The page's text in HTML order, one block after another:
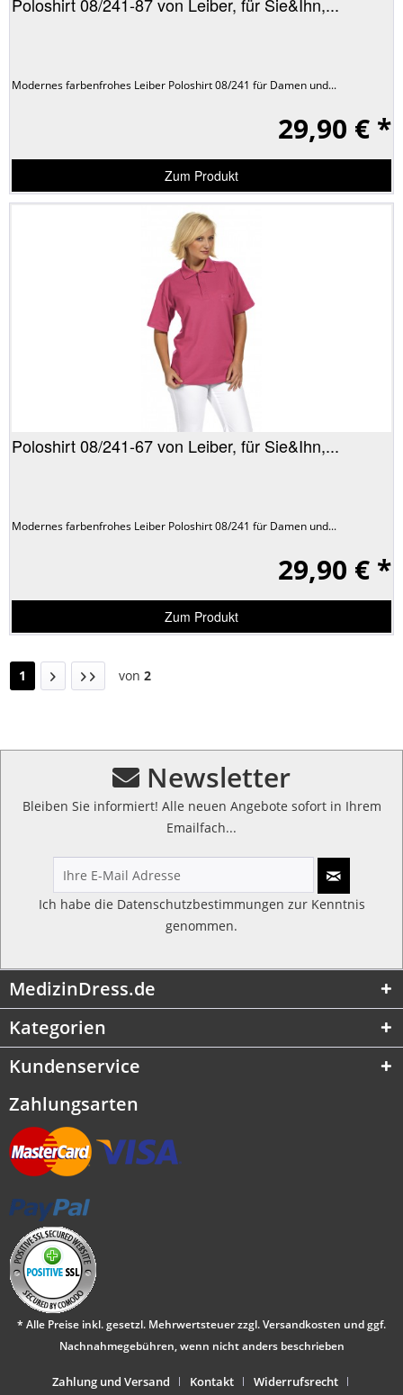
Poloshirt 08/241-87 von Leiber, für Sie&Ihn,...
Modernes farbenfrohes Leiber Poloshirt 08/241 für Damen und...
29,90 € *
Zum Produkt
Poloshirt 08/241-67 von Leiber, für Sie&Ihn,...
Modernes farbenfrohes Leiber Poloshirt 08/241 für Damen und...
29,90 € *
Zum Produkt
1 von 2
Newsletter
Bleiben Sie informiert! Alle neuen Angebote sofort in Ihrem
Emailfach...
Ich habe die Datenschutzbestimmungen zur Kenntnis
genommen.
MedizinDress.de
Kategorien
Kundenservice
Zahlungsarten
* Alle Preise inkl. gesetzl. Mehrwertsteuer zzgl.Versandkosten und ggf.
Nachnahmegebühren, wenn nicht anders beschrieben
Zahlung und Versand Kontakt Widerrufsrecht